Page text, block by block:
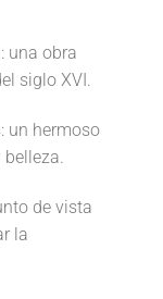
una obra
siglo XVI.
un hermoso
belleza.
de vista
la